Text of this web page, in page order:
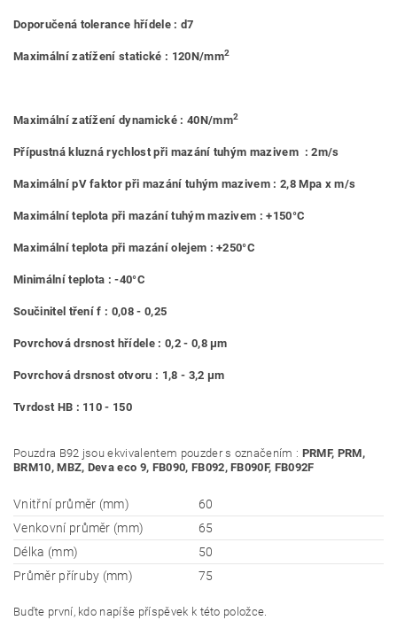
Doporučená tolerance hřídele : d7
Maximální zatížení statické : 120N/mm2
Maximální zatížení dynamické : 40N/mm2
Přípustná kluzná rychlost při mazání tuhým mazivem : 2m/s
Maximální pV faktor při mazání tuhým mazivem : 2,8 Mpa x m/s
Maximální teplota při mazání tuhým mazivem : +150°C
Maximální teplota při mazání olejem : +250°C
Minimální teplota : -40°C
Součinitel tření f : 0,08 - 0,25
Povrchová drsnost hřídele : 0,2 - 0,8 μm
Povrchová drsnost otvoru : 1,8 - 3,2 μm
Tvrdost HB : 110 - 150
Pouzdra B92 jsou ekvivalentem pouzder s označením : PRMF, PRM,
BRM10, MBZ, Deva eco 9, FB090, FB092, FB090F, FB092F
Vnitřní průměr (mm)
60
Venkovní průměr (mm)
65
Délka (mm)
50
Průměr příruby (mm)
75
Buďte první, kdo napíše příspěvek k této položce.